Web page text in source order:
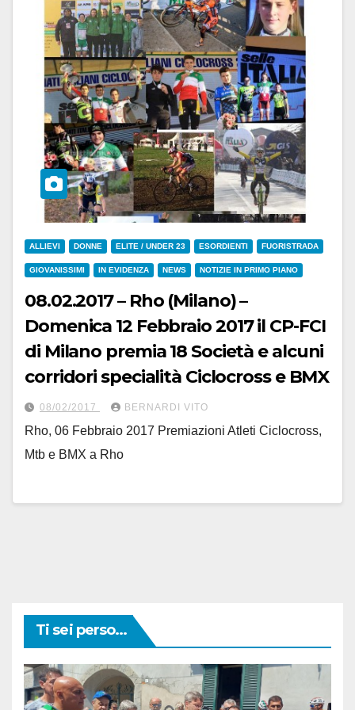
ALLIEVI DONNE ELITE / UNDER 23 ESORDIENTI FUORISTRADA
GIOVANISSIMI IN EVIDENZA NEWS NOTIZIE IN PRIMO PIANO
08.02.2017 – Rho (Milano) –
Domenica 12 Febbraio 2017 il CP-FCI
di Milano premia 18 Società e alcuni
corridori specialità Ciclocross e BMX
08/02/2017 BERNARDI VITO
Rho, 06 Febbraio 2017 Premiazioni Atleti Ciclocross,
Mtb e BMX a Rho
Ti sei perso...